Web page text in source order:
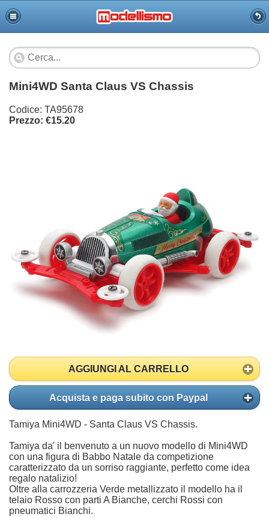
Mini4WD Santa Claus VS Chassis
Codice: TA95678
Prezzo: €15.20
AGGIUNGI AL CARRELLO
Acquista e paga subito con Paypal
Tamiya Mini4WD - Santa Claus VS Chassis.
Tamiya da' il benvenuto a un nuovo modello di Mini4WD
con una figura di Babbo Natale da competizione
caratterizzato da un sorriso raggiante, perfetto come idea
regalo natalizio!
Oltre alla carrozzeria Verde metallizzato il modello ha il
telaio Rosso con parti A Bianche, cerchi Rossi con
pneumatici Bianchi.